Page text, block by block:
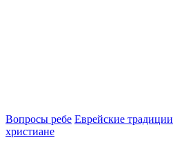
Вопросы ребе Еврейские традиции
христиане